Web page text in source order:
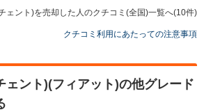
。株式会社ネクステージでございます。 この
した、貴重なご意見を真摯に受け止め改善に努
ざいます。 今後とも宜しくお願いいたしま
ェント)を売却した人のクチコミ(全国)一覧へ(10件)
クチコミ利用にあたっての注意事項
ェント)(フィアット)の他グレード